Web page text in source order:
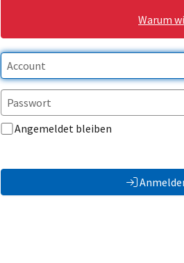
Warum
Angemeldet bleiben